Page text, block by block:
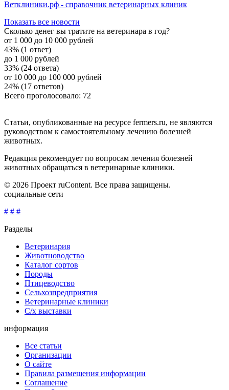
Ветклиники.рф - справочник ветеринарных клиник
Показать все новости
Сколько денег вы тратите на ветеринара в год?
от 1 000 до 10 000 рублей
43% (1 ответ)
до 1 000 рублей
33% (24 ответа)
от 10 000 до 100 000 рублей
24% (17 ответов)
Всего проголосовало: 72
Статьи, опубликованные на ресурсе fermers.ru, не являются
руководством к самостоятельному лечению болезней
животных.
Редакция рекомендует по вопросам лечения болезней
животных обращаться в ветеринарные клиники.
© 2026 Проект ruContent. Все права защищены.
социальные сети
# # #
Разделы
Ветеринария
Животноводство
Каталог сортов
Породы
Птицеводство
Сельхозпредприятия
Ветеринарные клиники
С/х выставки
информация
Все статьи
Организации
О сайте
Правила размещения информации
Соглашение